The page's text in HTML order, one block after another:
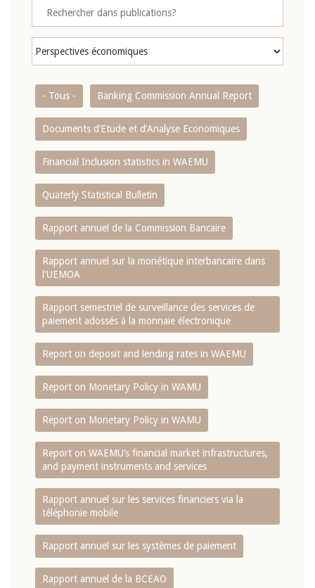
- Tous - Banking Commission Annual Report
Documents d’Etude et d’Analyse Economiques
Financial Inclusion statistics in WAEMU
Quaterly Statistical Bulletin
Rapport annuel de la Commission Bancaire
Rapport annuel sur la monétique interbancaire dans
l'UEMOA
Rapport semestriel de surveillance des services de
paiement adossés à la monnaie électronique
Report on deposit and lending rates in WAEMU
Report on Monetary Policy in WAMU
Report on Monetary Policy in WAMU
Report on WAEMU’s financial market infrastructures,
and payment instruments and services
Rapport annuel sur les services financiers via la
téléphonie mobile
Rapport annuel sur les systèmes de paiement
Rapport annuel de la BCEAO